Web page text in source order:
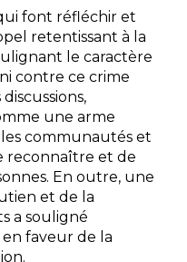
font réfléchir et
retentissant à la
le caractère
contre ce crime
une arme
communautés et
reconnaître et de
En outre, une
et de la
a souligné
faveur de la